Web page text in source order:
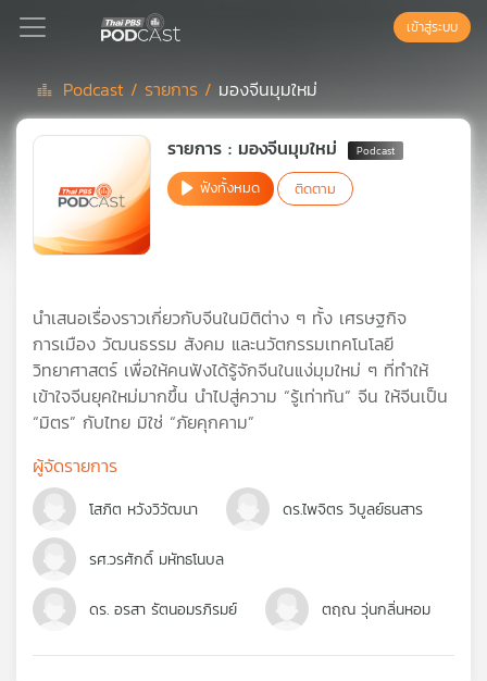
Podcast
เพล
ของ
คุณ
เพลง
บทความ
เข้าสู่ระบบ
Podcast /รายการ / มองจีนมุมใหม่
รายการ : มองจีนมุมใหม่
ฟังทั้งหมด ติดตาม
นำเสนอเรื่องราวเกี่ยวกับจีนในมิติต่าง ๆ ทั้ง เศรษฐกิจ
การเมือง วัฒนธรรม สังคม และนวัตกรรมเทคโนโลยี
วิทยาศาสตร์ เพื่อให้คนฟังได้รู้จักจีนในแง่มุมใหม่ ๆ ที่ทำให้
เข้าใจจีนยุคใหม่มากขึ้น นำไปสู่ความ “รู้เท่าทัน” จีน ให้จีนเป็น
“มิตร” กับไทย มิใช่ “ภัยคุกคาม”
ผู้จัดรายการ
โสภิต หวังวิวัฒนา ดร.ไพจิตร วิบูลย์ธนสาร
รศ.วรศักดิ์ มหัทธโนบล
ดร. อรสา รัตนอมรภิรมย์ ตฤณ วุ่นกลิ่นหอม